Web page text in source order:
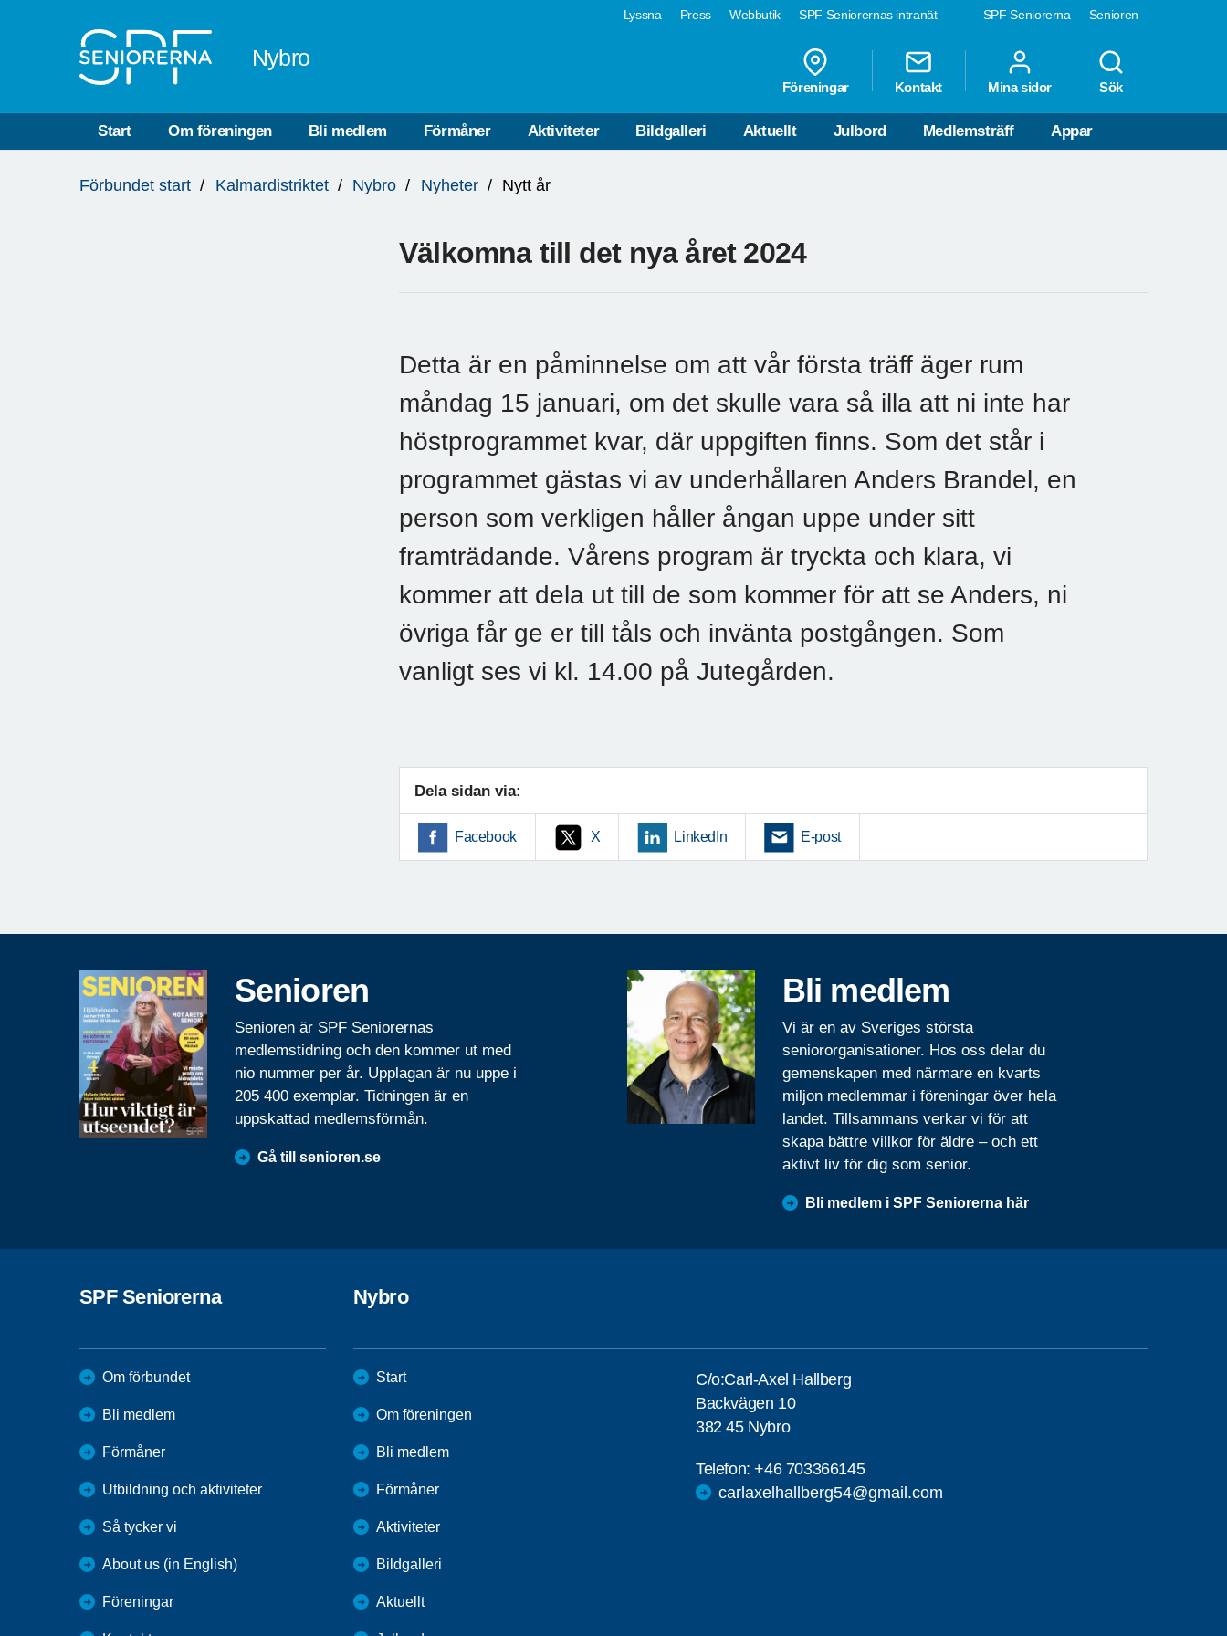
SPF Seniorerna Senioren
Lyssna Press Webbutik SPF Seniorernas intranät
Nybro
Föreningar Kontakt Mina sidor Sök
Start Om föreningen Bli medlem Förmåner Aktiviteter Bildgalleri Aktuellt Julbord Medlemsträff Appar
är
Förbundet start Kalmardistriktet Nybro Nyheter Nytt år
Välkomna till det nya året 2024
Detta är en påminnelse om att vår första träff äger rum
måndag 15 januari, om det skulle vara så illa att ni inte har
höstprogrammet kvar, där uppgiften finns. Som det står i
programmet gästas vi av underhållaren Anders Brandel, en
person som verkligen håller ångan uppe under sitt
framträdande. Vårens program är tryckta och klara, vi
kommer att dela ut till de som kommer för att se Anders, ni
övriga får ge er till tåls och invänta postgången. Som
vanligt ses vi kl. 14.00 på Jutegården.
Dela sidan via:
Facebook X LinkedIn E-post
Senioren
Senioren är SPF Seniorernas
medlemstidning och den kommer ut med
nio nummer per år. Upplagan är nu uppe i
205 400 exemplar. Tidningen är en
uppskattad medlemsförmån.
Gå till senioren.se
Bli medlem
Vi är en av Sveriges största
seniororganisationer. Hos oss delar du
gemenskapen med närmare en kvarts
miljon medlemmar i föreningar över hela
landet. Tillsammans verkar vi för att
skapa bättre villkor för äldre – och ett
aktivt liv för dig som senior.
Bli medlem i SPF Seniorerna här
SPF Seniorerna
Om förbundet
Bli medlem
Förmåner
Utbildning och aktiviteter
Så tycker vi
About us (in English)
Föreningar
Nybro
Start
Om föreningen
Bli medlem
Förmåner
Aktiviteter
Bildgalleri
Aktuellt
C/o:Carl-Axel Hallberg
Backvägen 10
382 45 Nybro
Telefon:+46 703366145
carlaxelhallberg54@gmail.com